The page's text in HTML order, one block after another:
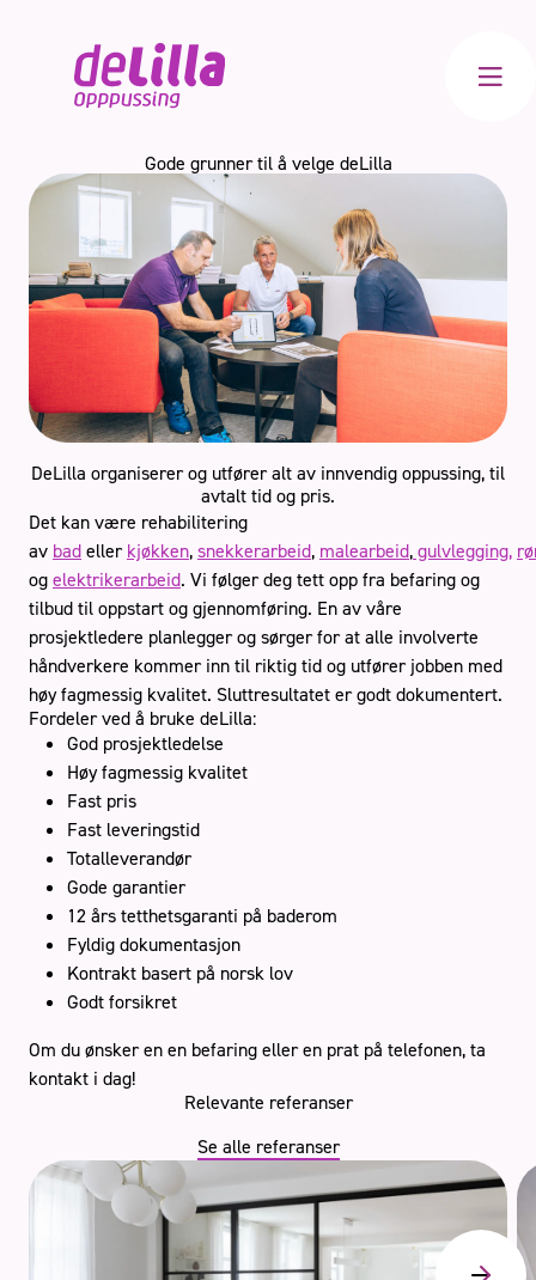
Meny
Kjøkken
Innvendig Totalrenovering
Stue
Håndverkertjenester
Tips og råd
Gode grunner til å velge deLilla
DeLilla organiserer og utfører alt av innvendig oppussing, til
avtalt tid og pris.
Det kan være rehabilitering
av bad eller kjøkken, snekkerarbeid, malearbeid, gulvlegging,
og elektrikerarbeid. Vi følger deg tett opp fra befaring og
tilbud til oppstart og gjennomføring. En av våre
prosjektledere planlegger og sørger for at alle involverte
håndverkere kommer inn til riktig tid og utfører jobben med
høy fagmessig kvalitet. Sluttresultatet er godt dokumentert.
Fordeler ved å bruke deLilla:
God prosjektledelse
Høy fagmessig kvalitet
Fast pris
Fast leveringstid
Totalleverandør
Gode garantier
12 års tetthetsgaranti på baderom
Fyldig dokumentasjon
Kontrakt basert på norsk lov
Godt forsikret
Om du ønsker en en befaring eller en prat på telefonen, ta
kontakt i dag!
Relevante referanser
Se alle referanser